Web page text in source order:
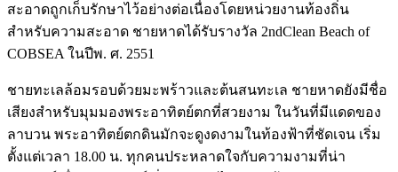
สะอาดถูกเก็บรักษาไว้อย่างต่อเนื่องโดยหน่วยงานท้องถิ่น
สำหรับความสะอาด ชายหาดได้รับรางวัล 2ndClean Beach of
COBSEA ในปีพ. ศ. 2551
ชายทะเลล้อมรอบด้วยมะพร้าวและต้นสนทะเล ชายหาดยังมีชื่อ
เสียงสำหรับมุมมองพระอาทิตย์ตกที่สวยงาม ในวันที่มีแดดของ
ลาบวน พระอาทิตย์ตกดินมักจะดูงดงามในท้องฟ้าที่ชัดเจน เริ่ม
ตั้งแต่เวลา 18.00 น. ทุกคนประหลาดใจกับความงามที่น่า